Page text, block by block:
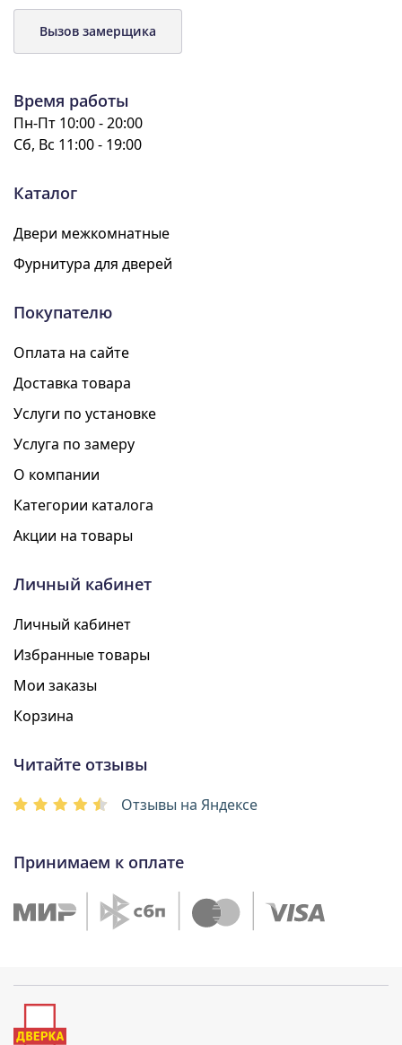
Вызов замерщика
Время работы
Пн-Пт 10:00 - 20:00
Сб, Вс 11:00 - 19:00
Каталог
Двери межкомнатные
Фурнитура для дверей
Покупателю
Оплата на сайте
Доставка товара
Услуги по установке
Услуга по замеру
О компании
Категории каталога
Акции на товары
Личный кабинет
Личный кабинет
Избранные товары
Мои заказы
Корзина
Читайте отзывы
Отзывы на Яндексе
Принимаем к оплате